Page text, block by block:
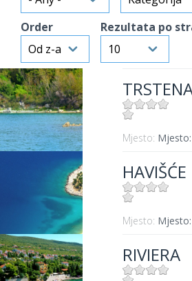
Order Rezultata po
Mjesto:
HAVIŠĆE
Mjesto:
RIVIERA